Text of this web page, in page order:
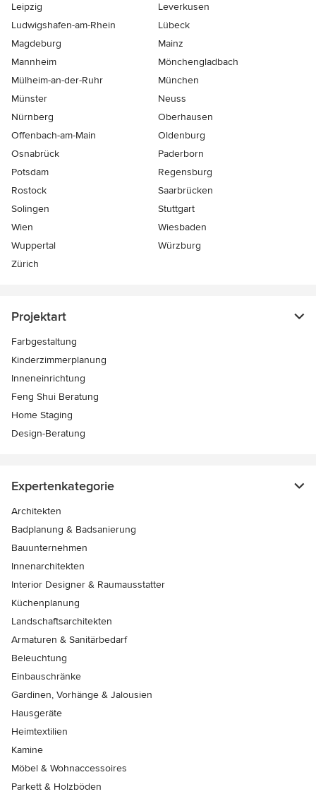
Leipzig
Leverkusen
Ludwigshafen-am-Rhein
Lübeck
Magdeburg
Mainz
Mannheim
Mönchen­gladbach
Mülheim-an-der-Ruhr
München
Münster
Neuss
Nürnberg
Oberhausen
Offenbach-am-Main
Oldenburg
Osnabrück
Paderborn
Potsdam
Regensburg
Rostock
Saarbrücken
Solingen
Stuttgart
Wien
Wiesbaden
Wuppertal
Würzburg
Zürich
Projektart
Farbgestaltung
Kinderzimmerplanung
Inneneinrichtung
Feng Shui Beratung
Home Staging
Design-Beratung
Expertenkategorie
Architekten
Badplanung & Badsanierung
Bauunternehmen
Innenarchitekten
Interior Designer & Raumausstatter
Küchenplanung
Landschaftsarchitekten
Armaturen & Sanitärbedarf
Beleuchtung
Einbauschränke
Gardinen, Vorhänge & Jalousien
Hausgeräte
Heimtextilien
Kamine
Möbel & Wohnaccessoires
Parkett & Holzböden